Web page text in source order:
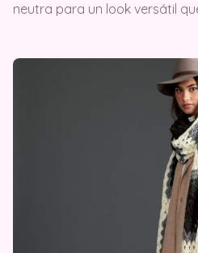
neutra para un look versátil